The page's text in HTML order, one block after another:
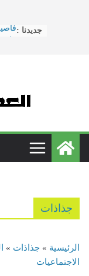
جديدنا :هذا
من
ماي
جذاذات
الرئيسية » جذاذات »
الاجتماعيات